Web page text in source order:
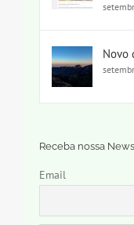
Novo
Receba nossa
Email